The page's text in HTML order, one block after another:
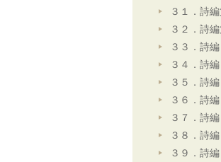
３１．詩
３２．詩
３３．詩
３４．詩
３５．詩
３６．詩
３７．詩
３８．詩
３９．詩